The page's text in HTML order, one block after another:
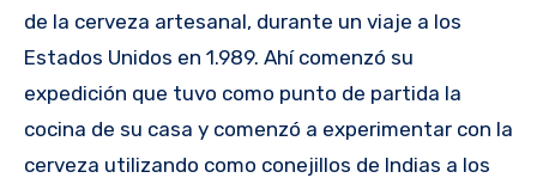
de la cerveza artesanal, durante un viaje a los
Estados Unidos en 1.989. Ahí comenzó su
expedición que tuvo como punto de partida la
cocina de su casa y comenzó a experimentar con la
cerveza utilizando como conejillos de Indias a los